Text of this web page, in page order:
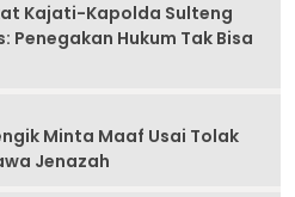
Kajati-Kapolda Sulteng
Penegakan Hukum Tak Bisa
Minta Maaf Usai Tolak
Jenazah